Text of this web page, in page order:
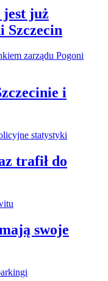
jest już
Szczecin
i
trafił do
swoje